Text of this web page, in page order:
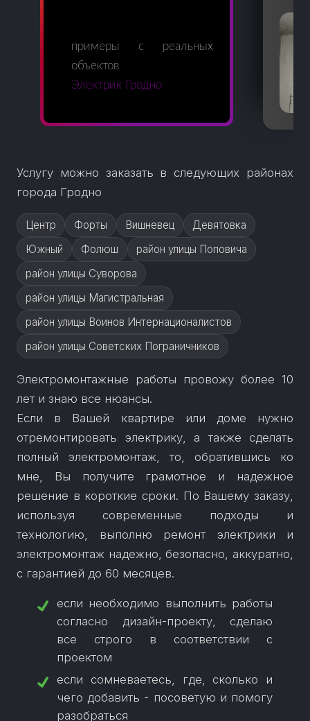
примеры с реальных
объектов
Электрик Гродно
Услугу можно заказать в следующих районах
города Гродно
Центр Форты Вишневец
Девятовка
Южный
Фолюш
район улицы Поповича
район улицы Суворова
район улицы Магистральная
район улицы Воинов Интернационалистов
район улицы Советских Пограничников
Электромонтажные работы провожу более 10
лет и знаю все нюансы.
Если в Вашей квартире или доме нужно
отремонтировать электрику, а также сделать
полный электромонтаж, то, обратившись ко
мне, Вы получите грамотное и надежное
решение в короткие сроки. По Вашему заказу,
используя современные подходы и
технологию, выполню ремонт электрики и
электромонтаж надежно, безопасно, аккуратно,
если необходимо выполнить работы
согласно дизайн-проекту, сделаю
все строго в соответствии с
если сомневаетесь, где, сколько и
чего добавить - посоветую и помогу
разобраться